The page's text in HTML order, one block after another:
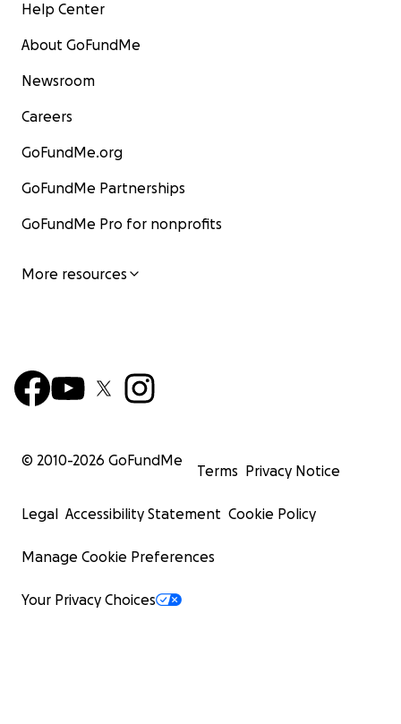
Help Center
About GoFundMe
Newsroom
Careers
GoFundMe.org
GoFundMe Partnerships
GoFundMe Pro for nonprofits
More resources
© 2010-2026 GoFundMe
Terms Privacy Notice
Legal Accessibility Statement Cookie Policy
Manage Cookie Preferences
Your Privacy Choices